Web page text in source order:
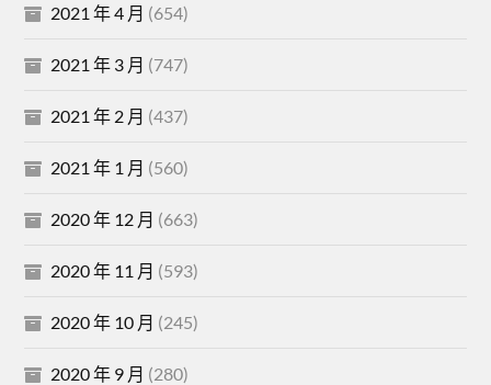
2021 年 4 月 (654)
2021 年 3 月 (747)
2021 年 2 月 (437)
2021 年 1 月 (560)
2020 年 12 月 (663)
2020 年 11 月 (593)
2020 年 10 月 (245)
2020 年 9 月 (280)